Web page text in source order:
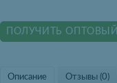
ПОЛУЧИТЬ
Описание Отзывы (0)